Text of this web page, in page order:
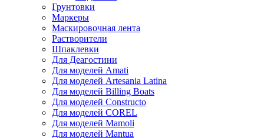
Грунтовки
Маркеры
Маскировочная лента
Растворители
Шпаклевки
Для Деагостини
Для моделей Amati
Для моделей Artesania Latina
Для моделей Billing Boats
Для моделей Constructo
Для моделей COREL
Для моделей Mamoli
Для моделей Mantua